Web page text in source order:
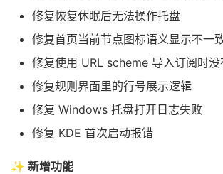
修复恢复休眠后无法操作托盘
修复首页当前节点图标语义显示不一
修复使用 URL scheme 导入订阅时
修复规则界面里的行号展示逻辑
修复 Windows 托盘打开日志失败
修复 KDE 首次启动报错
✨ 新增功能